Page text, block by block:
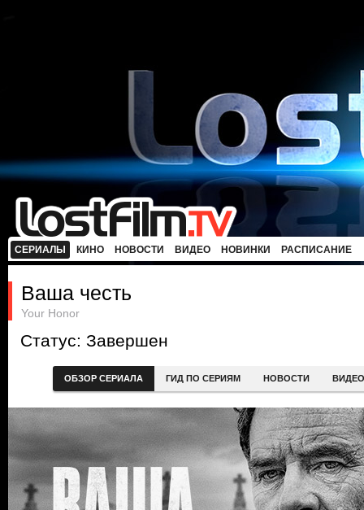
СЕРИАЛЫ КИНО НОВОСТИ ВИДЕО НОВИНКИ РАСПИСАНИЕ
Ваша честь
Your Honor
Статус: Завершен
ОБЗОР СЕРИАЛА ГИД ПО СЕРИЯМ НОВОСТИ ВИДЕО